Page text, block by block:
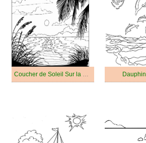
Coucher de Soleil Sur la Mer